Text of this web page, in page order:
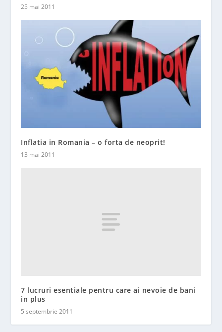
25 mai 2011
Inflatia in Romania – o forta de neoprit!
13 mai 2011
7 lucruri esentiale pentru care ai nevoie de bani
in plus
5 septembrie 2011